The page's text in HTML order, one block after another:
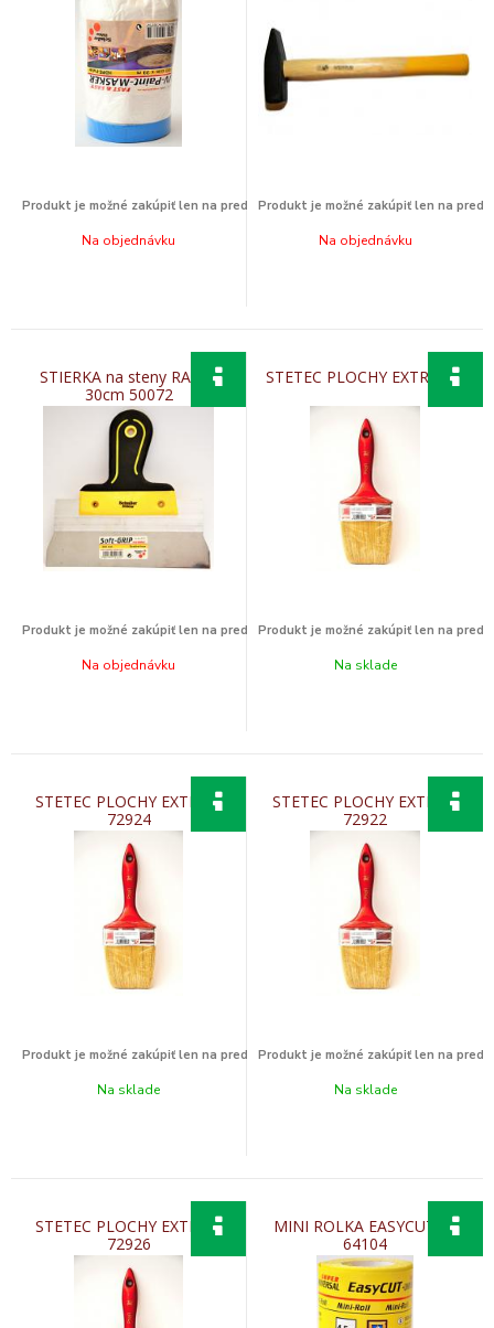
Na objednávku Na objednávku
STIERKA na steny RAKEL
30cm 50072
Na objednávku
STETEC PLOCHY EXTRA 1.5
Na sklade
STETEC PLOCHY EXTRA 2
72924
Na sklade
STETEC PLOCHY EXTRA 1
72922
Na sklade
STETEC PLOCHY EXTRA 3
72926
MINI ROLKA EASYCUT 40
64104